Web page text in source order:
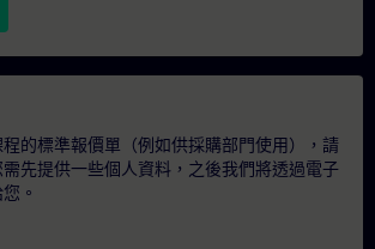
的標準報價單（例如供採購部門使用），請
先提供一些個人資料，之後我們將透過電子
。